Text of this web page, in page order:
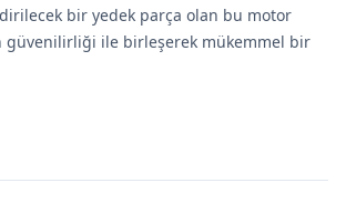
bir yedek parça olan bu motor
güvenilirliği ile birleşerek mükemmel bir